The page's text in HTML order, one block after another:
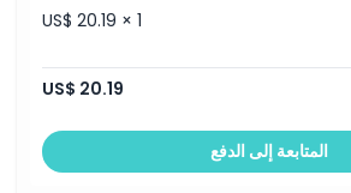
US$ 20.19 × 1
US$ 20.19
المتابعة إلى الدفع